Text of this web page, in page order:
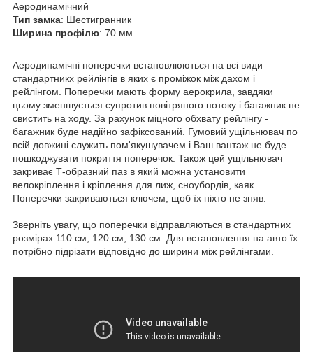
Аеродинамічний
Тип замка: Шестигранник
Ширина профілю: 70 мм
Аеродинамічні поперечки встановлюються на всі види
стандартникх рейлінгів в яких є проміжок між дахом і
рейлінгом. Поперечки мають форму аерокрила, завдяки
цьому зменшується супротив повітряного потоку і багажник не
свистить на ходу. За рахунок міцного обхвату рейлінгу -
багажник буде надійно зафіксований. Гумовий ущільнювач по
всій довжині служить пом'якушувачем і Ваш вантаж не буде
пошкоджувати покриття поперечок. Також цей ущільнювач
закриває Т-образний паз в який можна установити
велокріплення і кріплення для лиж, сноубордів, каяк.
Поперечки закриваються ключем, щоб їх ніхто не зняв.
Зверніть увагу, що поперечки відправляються в стандартних
розмірах 110 см, 120 см, 130 см. Для встановлення на авто їх
потрібно підрізати відповідно до ширини між рейлінгами.